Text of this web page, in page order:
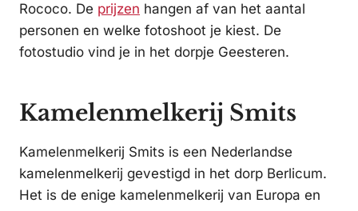
Rococo. De prijzen hangen af van het aantal
personen en welke fotoshoot je kiest. De
fotostudio vind je in het dorpje Geesteren.
Kamelenmelkerij Smits
Kamelenmelkerij Smits is een Nederlandse
kamelenmelkerij gevestigd in het dorp Berlicum.
Het is de enige kamelenmelkerij van Europa en